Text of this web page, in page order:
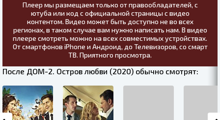
Плеер мы размещаем только от правообладателей, с
ютуба или код с официальной страницы с видео
контентом. Видео может быть доступно не во всех
регионах, в таком случае вам нужно написать нам. В видео
плеере смотреть можно на всех совместимых устройствах.
От смартфонов iPhone и Андроид, до Телевизоров, со смарт
ТВ. Приятного просмотра.
После ДОМ-2. Остров любви (2020) обычно смотрят: